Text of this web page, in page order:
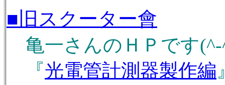
■旧スクーター會
亀一さんのＨＰです
『光電管計測器製作編